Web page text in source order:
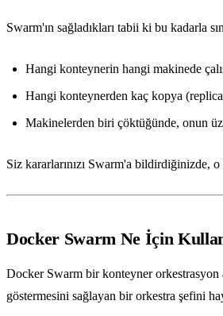
Swarm'ın sağladıkları tabii ki bu kadarla
Hangi konteynerin hangi makinede
Hangi konteynerden kaç kopya (replica)
Makinelerden biri çöktüğünde, onun
Siz kararlarınızı Swarm'a bildirdiğinizde,
Docker Swarm Ne İçin
Docker Swarm bir konteyner orkestrasyon
göstermesini sağlayan bir orkestra şefini